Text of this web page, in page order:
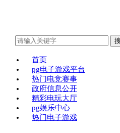
首页
pg电子游戏平台
热门电竞赛事
政府信息公开
精彩电玩大厅
pg娱乐中心
热门电子游戏